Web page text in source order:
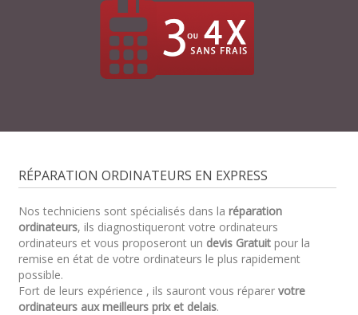
RÉPARATION ORDINATEURS EN EXPRESS
Nos techniciens sont spécialisés dans la réparation
ordinateurs, ils diagnostiqueront votre ordinateurs
ordinateurs et vous proposeront un devis Gratuitpour la
remise en état de votre ordinateurs le plus rapidement
possible.
Fort de leurs expérience , ils sauront vous réparer votre
ordinateurs aux meilleurs prix et delais.